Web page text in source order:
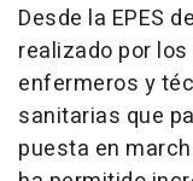
Desde la EPES
realizado por
enfermeros y
sanitarias que
puesta en